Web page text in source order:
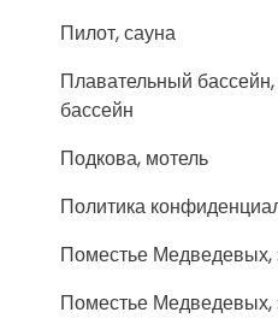
Пилот, сауна
Плавательный
бассейн
Подкова, мотель
Политика
Поместье Медведевых,
Поместье Медведевых,